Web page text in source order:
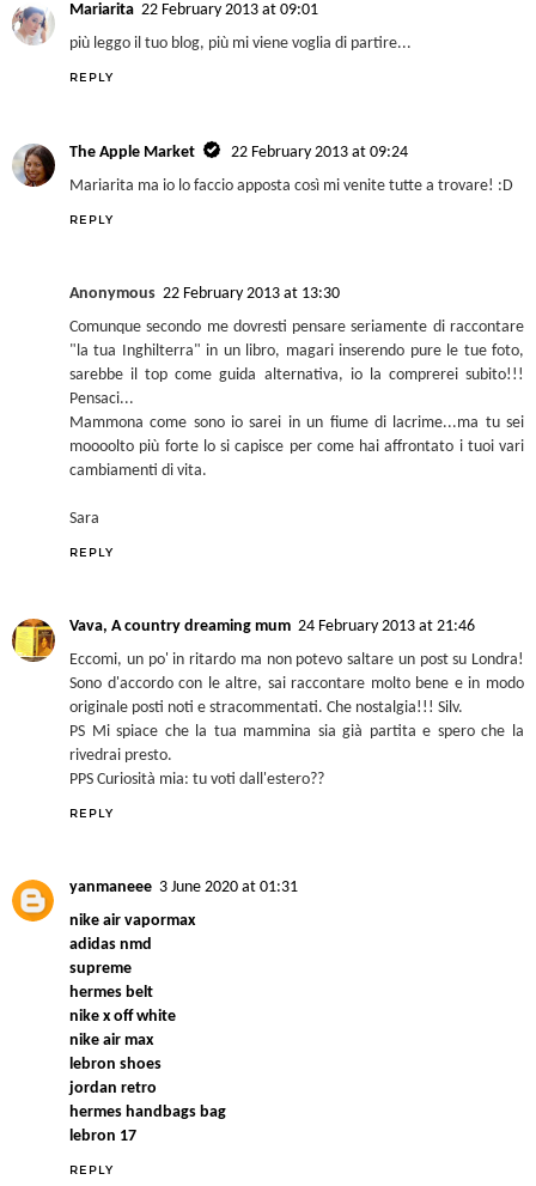
Mariarita 22 February 2013 at 09:01
più leggo il tuo blog, più mi viene voglia di partire...
REPLY
The Apple Market
22 February 2013 at 09:24
Mariarita ma io lo faccio apposta così mi venite tutte a trovare! :D
REPLY
Anonymous 22 February 2013 at 13:30
Comunque secondo me dovresti pensare seriamente di raccontare
"la tua Inghilterra" in un libro, magari inserendo pure le tue foto,
sarebbe il top come guida alternativa, io la comprerei subito!!!
Pensaci...
Mammona come sono io sarei in un fiume di lacrime...ma tu sei
moooolto più forte lo si capisce per come hai affrontato i tuoi vari
cambiamenti di vita.
Sara
REPLY
Vava, A country dreaming mum 24 February 2013 at 21:46
Eccomi, un po' in ritardo ma non potevo saltare un post su Londra!
Sono d'accordo con le altre, sai raccontare molto bene e in modo
originale posti noti e stracommentati. Che nostalgia!!! Silv.
PS Mi spiace che la tua mammina sia già partita e spero che la
rivedrai presto.
PPS Curiosità mia: tu voti dall'estero??
REPLY
yanmaneee 3 June 2020 at 01:31
nike air vapormax
adidas nmd
supreme
hermes belt
nike x off white
nike air max
lebron shoes
jordan retro
hermes handbags bag
lebron 17
REPLY